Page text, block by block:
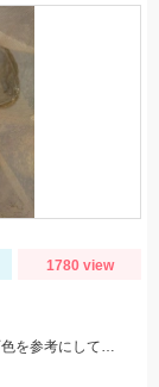
1780 view
解禁直後の振草川へ！場所ムラが激しいので魚の姿や石色を参考にして入川しましょう。大樹寺店スタッフ岩崎釣行